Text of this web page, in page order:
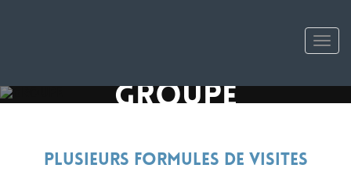
groupe
Plusieurs formules de visites